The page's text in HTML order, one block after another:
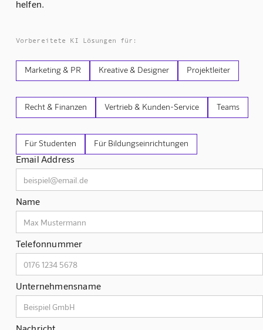
helfen.
Vorbereitete KI Lösungen für:
Marketing & PR Kreative & Designer Projektleiter
Recht & Finanzen Vertrieb & Kunden-Service Teams
Für Studenten Für Bildungseinrichtungen
Email Address
Name
Telefonnummer
Unternehmensname